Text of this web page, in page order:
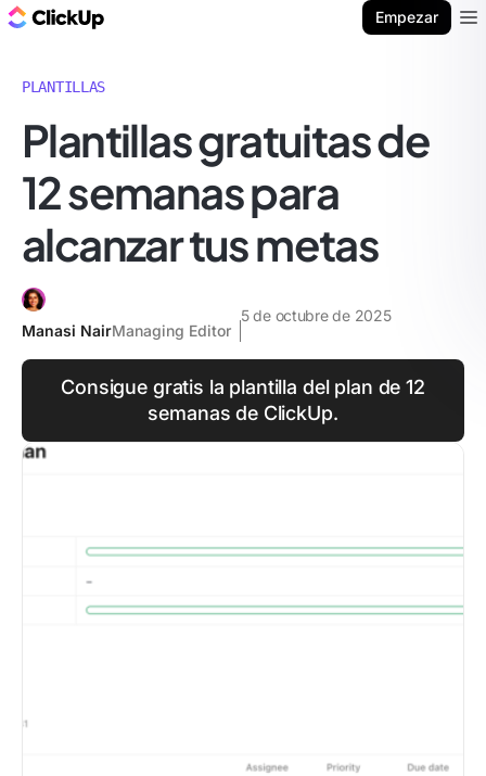
Empezar
PLANTILLAS
Plantillas gratuitas de
12 semanas para
alcanzar tus metas
Manasi NairManaging Editor
5 de octubre de 2025
Consigue gratis la plantilla del plan de 12
semanas de ClickUp.